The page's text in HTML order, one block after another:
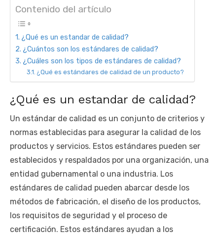
Contenido del artículo
¿Qué es un estandar de calidad?
¿Cuántos son los estándares de calidad?
¿Cuáles son los tipos de estándares de calidad?
¿Qué es estándares de calidad de un producto?
¿Qué es un estandar de calidad?
Un estándar de calidad es un conjunto de criterios y
normas establecidas para asegurar la calidad de los
productos y servicios. Estos estándares pueden ser
establecidos y respaldados por una organización, una
entidad gubernamental o una industria. Los
estándares de calidad pueden abarcar desde los
métodos de fabricación, el diseño de los productos,
los requisitos de seguridad y el proceso de
certificación. Estos estándares ayudan a los